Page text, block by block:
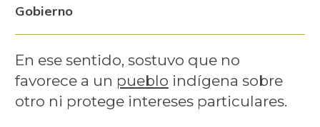
Gobierno
En ese sentido, sostuvo que no
favorece a un pueblo indígena sobre
otro ni protege intereses particulares.